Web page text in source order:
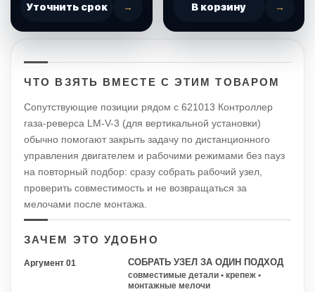
Уточнить срок → В корзину →
ЧТО ВЗЯТЬ ВМЕСТЕ С ЭТИМ ТОВАРОМ
Сопутствующие позиции рядом с 621013 Контроллер
газа-реверса LM-V-3 (для вертикальной установки)
обычно помогают закрыть задачу по дистанционного
управления двигателем и рабочими режимами без пауз
на повторный подбор: сразу собрать рабочий узел,
проверить совместимость и не возвращаться за
мелочами после монтажа.
ЗАЧЕМ ЭТО УДОБНО
Аргумент 01 СОБРАТЬ УЗЕЛ ЗА ОДИН ПОДХОД
совместимые детали • крепеж •
монтажные мелочи